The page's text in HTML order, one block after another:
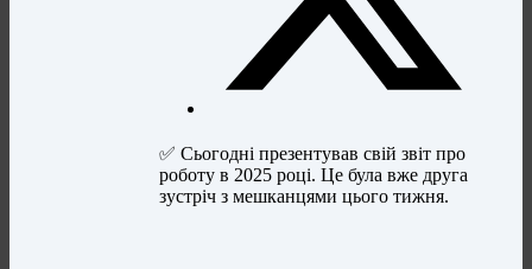
✅ Сьогодні презентував свій звіт про
роботу в 2025 році. Це була вже друга
зустріч з мешканцями цього тижня.